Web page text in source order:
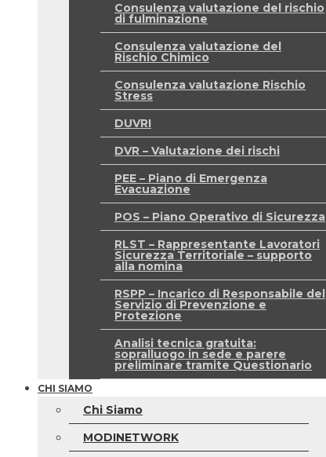
Consulenza valutazione del rischio
di fulminazione
Consulenza valutazione del
Rischio Chimico
Consulenza valutazione Rischio
Stress
DUVRI
DVR – Valutazione dei rischi
PEE – Piano di Emergenza
Evacuazione
POS – Piano Operativo di Sicurezza
RLST – Rappresentante Lavoratori
Sicurezza Territoriale – supporto
alla nomina
RSPP – Incarico di Responsabile del
Servizio di Prevenzione e
Protezione
Analisi tecnica gratuita:
sopralluogo in sede e parere
preliminare tramite Questionario
CHI SIAMO
Chi Siamo
MODINETWORK